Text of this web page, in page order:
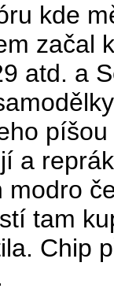
kde
začal
atd. a
a
modro
tam
Chip